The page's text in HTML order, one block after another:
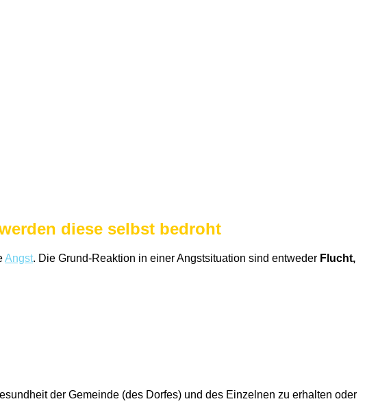
diese selbst bedroht
Angst. Die Grund-Reaktion in einer Angstsituation sind entweder Flucht,
der Gemeinde (des Dorfes) und des Einzelnen zu erhalten oder